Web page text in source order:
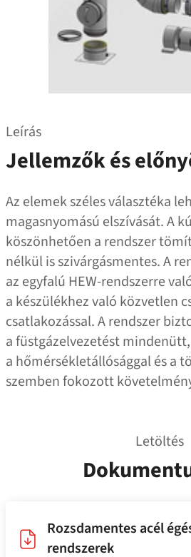
Leírás
Jellemzők és
Az elemek széles választéka
magasnyomású elszívását. A
köszönhetően a rendszer
nélkül is szivárgásmentes. A
az egyfalú HEW-rendszerre
a készülékhez való közvetlen
csatlakozással. A rendszer
a füstgázelvezetést
a hőmérsékletállósággal és a
szemben fokozott
Letöltés
Rozsdamentes acél
rendszerek